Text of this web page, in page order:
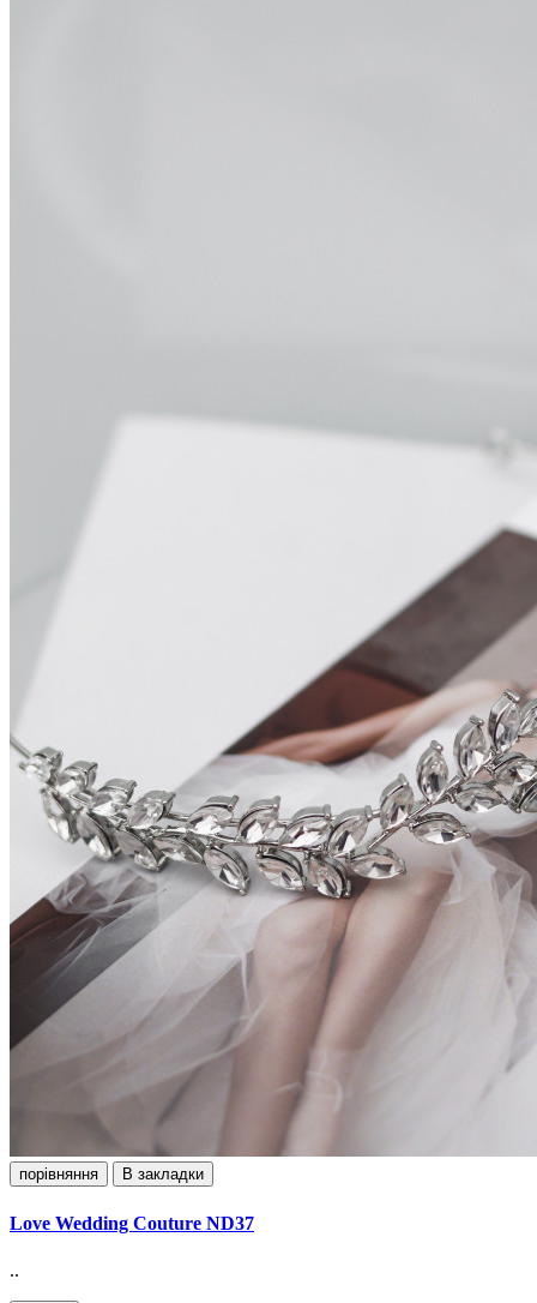
порівняння В закладки
Love Wedding Couture ND37
..